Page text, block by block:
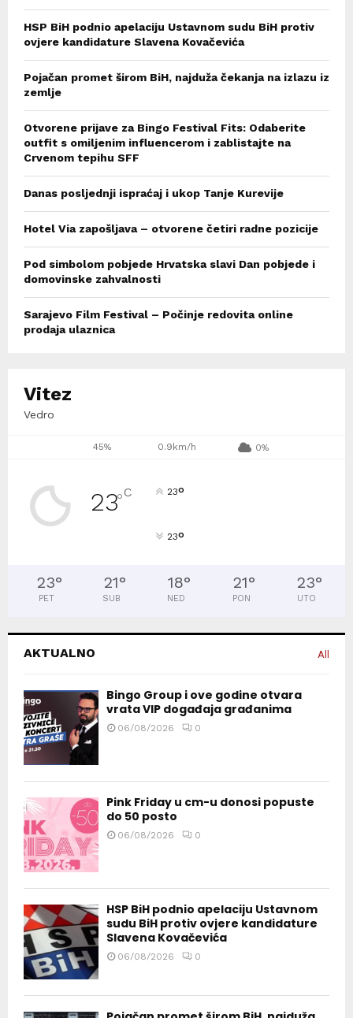
HSP BiH podnio apelaciju Ustavnom sudu BiH protiv
ovjere kandidature Slavena Kovačevića
Pojačan promet širom BiH, najduža čekanja na izlazu iz
zemlje
Otvorene prijave za Bingo Festival Fits: Odaberite
outfit s omiljenim influencerom i zablistajte na
Crvenom tepihu SFF
Danas posljednji ispraćaj i ukop Tanje Kurevije
Hotel Via zapošljava – otvorene četiri radne pozicije
Pod simbolom pobjede Hrvatska slavi Dan pobjede i
domovinske zahvalnosti
Sarajevo Film Festival – Počinje redovita online
prodaja ulaznica
Vitez
Vedro
45% 0.9km/h 0%
23°C 23°
23°
23°
PET
21°
SUB
18°
NED
21°
PON
23°
UTO
AKTUALNO All
Bingo Group i ove godine otvara
vrata VIP događaja građanima
06/08/2026 0
Pink Friday u cm-u donosi popuste
do 50 posto
06/08/2026 0
HSP BiH podnio apelaciju Ustavnom
sudu BiH protiv ovjere kandidature
Slavena Kovačevića
06/08/2026 0